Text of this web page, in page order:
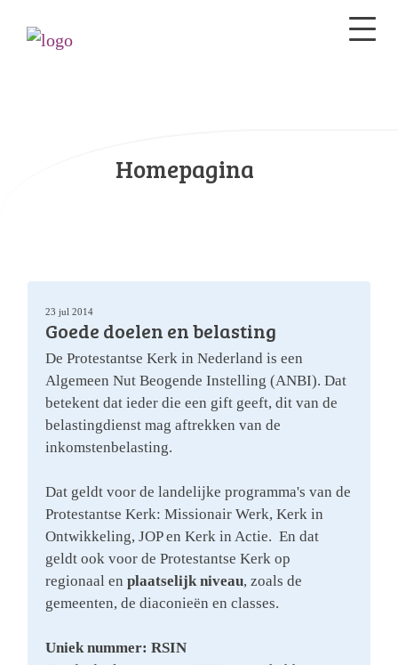
Homepagina
23 jul 2014
Goede doelen en belasting
De Protestantse Kerk in Nederland is een
Algemeen Nut Beogende Instelling (ANBI). Dat
betekent dat ieder die een gift geeft, dit van de
belastingdienst mag aftrekken van de
inkomstenbelasting.
Dat geldt voor de landelijke programma's van de
Protestantse Kerk: Missionair Werk, Kerk in
Ontwikkeling, JOP en Kerk in Actie. En dat
geldt ook voor de Protestantse Kerk op
regionaal en plaatselijk niveau, zoals de
gemeenten, de diaconieën en classes.
Uniek nummer: RSIN